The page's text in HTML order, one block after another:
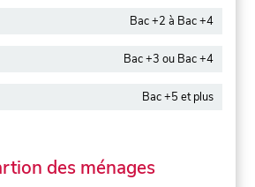
Bac +2 à Bac +4
Bac +3 ou Bac +4
Bac +5 et plus
des ménages